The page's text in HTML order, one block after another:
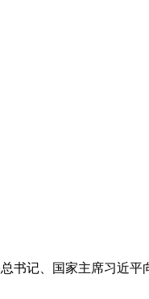
书记、国家主席习近